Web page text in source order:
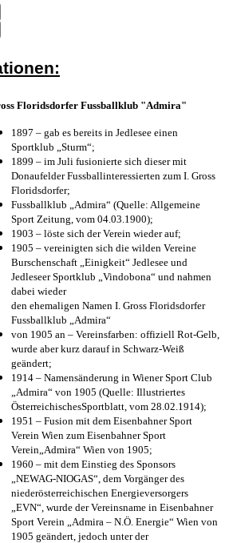
Floridsdorfer Fussballklub "Admira"
1897 – gab es bereits in Jedlesee einen
Sportklub „Sturm“;
1899 – im Juli fusionierte sich dieser mit
Donaufelder Fussballinteressierten zum I. Gross
Floridsdorfer;
Fussballklub „Admira“ (Quelle: Allgemeine
Sport Zeitung, vom 04.03.1900);
1903 – löste sich der Verein wieder auf;
1905 – vereinigten sich die wilden Vereine
Burschenschaft „Einigkeit“ Jedlesee und
Jedleseer Sportklub „Vindobona“ und nahmen
dabei wieder
den ehemaligen Namen I. Gross Floridsdorfer
Fussballklub „Admira“
von 1905 an – Vereinsfarben: offiziell Rot-Gelb,
wurde aber kurz darauf in Schwarz-Weiß
geändert;
1914 – Namensänderung in Wiener Sport Club
„Admira“ von 1905 (Quelle: Illustriertes
ÖsterreichischesSportblatt, vom 28.02.1914);
1951 – Fusion mit dem Eisenbahner Sport
Verein Wien zum Eisenbahner Sport
Verein„Admira“ Wien von 1905;
1960 – mit dem Einstieg des Sponsors
„NEWAG-NIOGAS“, dem Vorgänger des
niederösterreichischen Energieversorgers
„EVN“, wurde der Vereinsname in Eisenbahner
Sport Verein „Admira – N.Ö. Energie“ Wien von
1905 geändert, jedoch unter der